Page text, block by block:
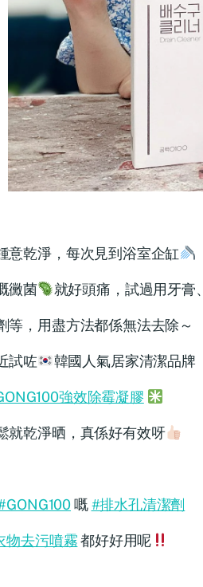
意乾淨，每次見到浴室企缸
黴菌 就好頭痛，試過用牙膏、
等，用盡方法都係無法去除～
試咗 韓國人氣居家清潔品牌
強效除霉凝膠
就乾淨晒，真係好有效呀
嘅#排水孔清潔劑
物去污噴霧都好好用呢